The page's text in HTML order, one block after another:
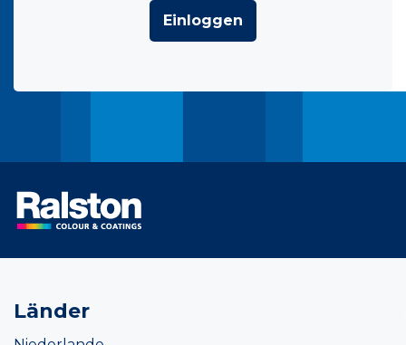
Einloggen
Länder